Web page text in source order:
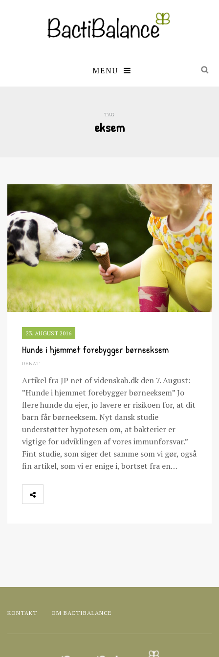
MENU
TAG
eksem
23. AUGUST 2016
Hunde i hjemmet forebygger børneeksem
DEBAT
Artikel fra JP net of videnskab.dk den 7. August:
”Hunde i hjemmet forebygger børneeksem” Jo
flere hunde du ejer, jo lavere er risikoen for, at dit
barn får børneeksem. Nyt dansk studie
understøtter hypotesen om, at bakterier er
vigtige for udviklingen af vores immunforsvar.”
Fint studie, som siger det samme som vi gør, også
fin artikel, som vi er enige i, bortset fra en…
KONTAKT OM BACTIBALANCE